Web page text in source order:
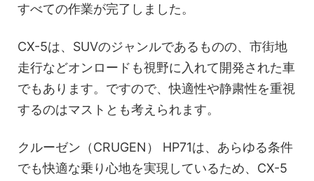
すべての作業が完了しました。
CX-5は、SUVのジャンルであるものの、市街地
走行などオンロードも視野に入れて開発された車
でもあります。ですので、快適性や静粛性を重視
するのはマストとも考えられます。
クルーゼン（CRUGEN） HP71は、あらゆる条件
でも快適な乗り心地を実現しているため、CX-5